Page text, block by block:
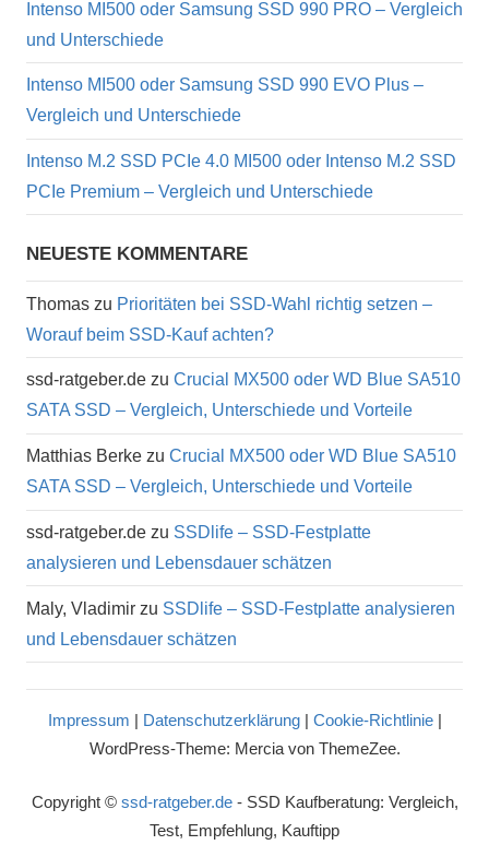
Intenso MI500 oder Samsung SSD 990 PRO – Vergleich
und Unterschiede
Intenso MI500 oder Samsung SSD 990 EVO Plus –
Vergleich und Unterschiede
Intenso M.2 SSD PCIe 4.0 MI500 oder Intenso M.2 SSD
PCIe Premium – Vergleich und Unterschiede
NEUESTE KOMMENTARE
Thomas zu Prioritäten bei SSD-Wahl richtig setzen –
Worauf beim SSD-Kauf achten?
ssd-ratgeber.de zu Crucial MX500 oder WD Blue SA510
SATA SSD – Vergleich, Unterschiede und Vorteile
Matthias Berke zu Crucial MX500 oder WD Blue SA510
SATA SSD – Vergleich, Unterschiede und Vorteile
ssd-ratgeber.de zu SSDlife – SSD-Festplatte
analysieren und Lebensdauer schätzen
Maly, Vladimir zu SSDlife – SSD-Festplatte analysieren
und Lebensdauer schätzen
Impressum | Datenschutzerklärung| Cookie-Richtlinie|
WordPress-Theme: Mercia von ThemeZee.
Copyright © ssd-ratgeber.de- SSD Kaufberatung: Vergleich,
Test, Empfehlung, Kauftipp